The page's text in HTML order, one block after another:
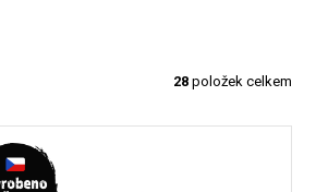
28 položek celkem